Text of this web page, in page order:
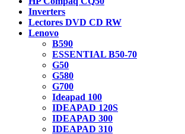
Inverters
Lectores DVD CD RW
Lenovo
B590
ESSENTIAL B50-70
G50
G580
G700
Ideapad 100
IDEAPAD 120S
IDEAPAD 300
IDEAPAD 310